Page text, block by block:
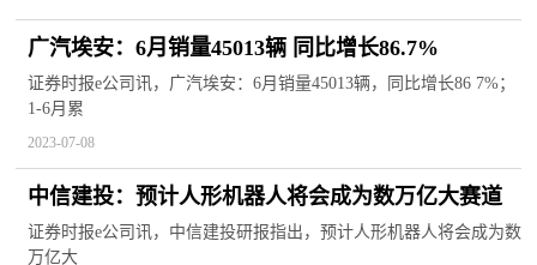
广汽埃安：6月销量45013辆 同比增长86.7%
证券时报e公司讯，广汽埃安：6月销量45013辆，同比增长86 7%；
1-6月累
2023-07-08
中信建投：预计人形机器人将会成为数万亿大赛道
证券时报e公司讯，中信建投研报指出，预计人形机器人将会成为数
万亿大